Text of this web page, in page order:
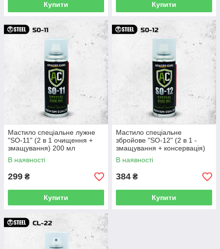
Купити Купити
Мастило спеціальне лужне
"SO-11" (2 в 1 очищення +
змащування) 200 мл
В наявності
299 ₴
Купити
Мастило спеціальне
збройове "SO-12" (2 в 1 -
змащування + консервація)
200 мл
В наявності
384 ₴
Купити